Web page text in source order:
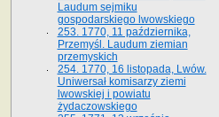
Laudum sejmiku
gospodarskiego lwowskiego
253. 1770, 11 października,
Przemyśl. Laudum ziemian
przemyskich
254. 1770, 16 listopada, Lwów.
Uniwersał komisarzy ziemi
lwowskiej i powiatu
żydaczowskiego